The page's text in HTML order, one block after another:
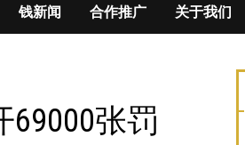
钱新闻 合作推广 关于我们
张罚